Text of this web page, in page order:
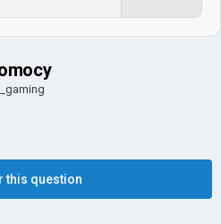
this question